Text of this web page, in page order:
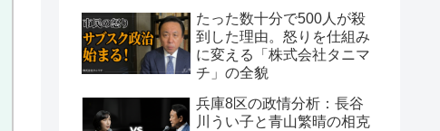
たった数十分で500人が殺
到した理由。怒りを仕組み
に変える「株式会社タニマ
チ」の全貌
兵庫8区の政情分析：長谷
川うい子と青山繁晴の相克